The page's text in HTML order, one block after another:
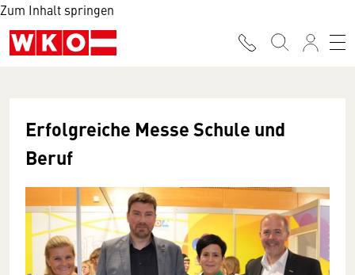
Zum Inhalt springen
Erfolgreiche Messe Schule und
Beruf